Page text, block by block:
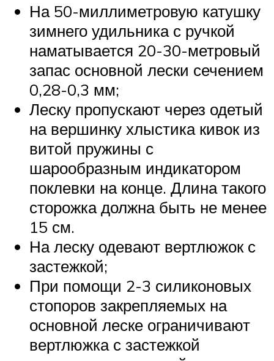
На 50-миллиметровую катушку
зимнего удильника с ручкой
наматывается 20-30-метровый
запас основной лески сечением
0,28-0,3 мм;
Леску пропускают через одетый
на вершинку хлыстика кивок из
витой пружины с
шарообразным индикатором
поклевки на конце. Длина такого
сторожка должна быть не менее
15 см.
На леску одевают вертлюжок с
застежкой;
При помощи 2-3 силиконовых
стопоров закрепляемых на
основной леске ограничивают
вертлюжка с застежкой